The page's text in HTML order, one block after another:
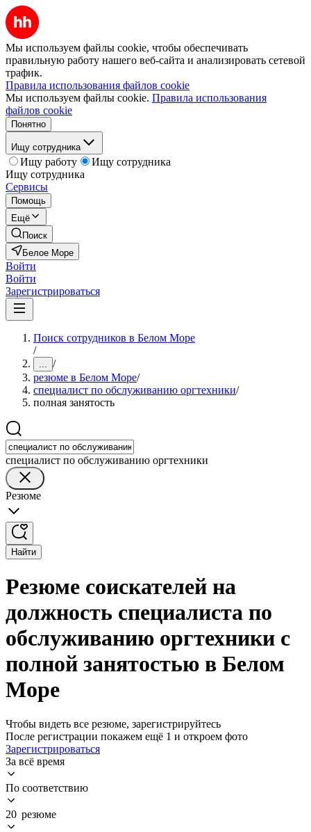
Мы используем файлы cookie, чтобы обеспечивать
правильную работу нашего веб-сайта и анализировать сетевой
трафик.
Правила использования файлов cookie
Мы используем файлы cookie. Правила использования
файлов cookie
Понятно
Ищу сотрудника
Ищу работу
Ищу сотрудника
Ищу сотрудника
Сервисы
Помощь
Ещё
Поиск
Белое Море
Войти
Войти
Зарегистрироваться
Поиск сотрудников в Белом Море
/
... /
резюме в Белом Море/
специалист по обслуживанию оргтехники/
полная занятость
специалист по обслуживанию оргтехники
Резюме
Найти
Резюме соискателей на
должность специалиста по
обслуживанию оргтехники с
полной занятостью в Белом
Море
Чтобы видеть все резюме, зарегистрируйтесь
После регистрации покажем ещё 1 и откроем фото
Зарегистрироваться
За всё время
По соответствию
20 резюме